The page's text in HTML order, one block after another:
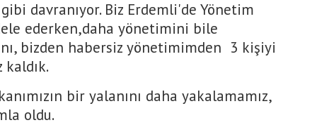
davranıyor. Biz Erdemli'de Yönetim
ederken,daha yönetimini bile
bizden habersiz yönetimimden 3 kişiyi
kaldık.
bir yalanını daha yakalamamız,
oldu.